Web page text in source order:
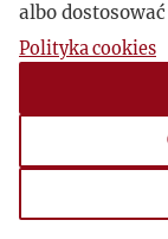
albo
Polityka cookies
Ustawienia cookies